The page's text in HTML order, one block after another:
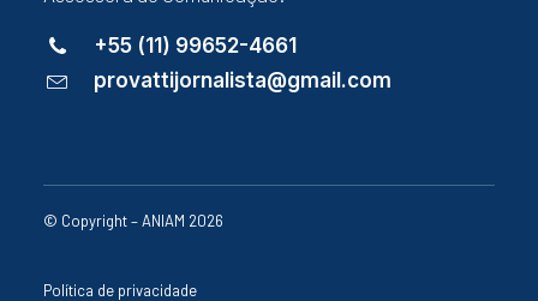
+55 (11) 99652-4661
provattijornalista@gmail.com
© Copyright – ANIAM 2026
Política de privacidade